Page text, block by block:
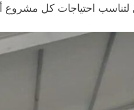
كل مشروع أسعار هنجر مخفضة الرياض,